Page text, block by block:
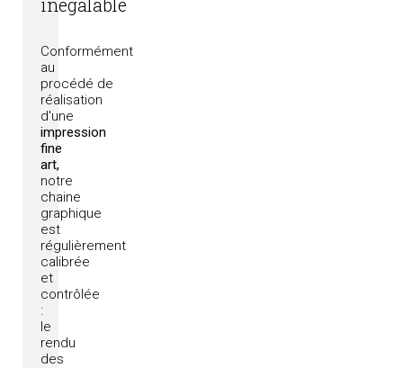
Conformément
au
procédé de
réalisation
d'une
impression
fine
art,
notre
chaine
graphique
est
régulièrement
calibrée
et
contrôlée
:
le
rendu
des